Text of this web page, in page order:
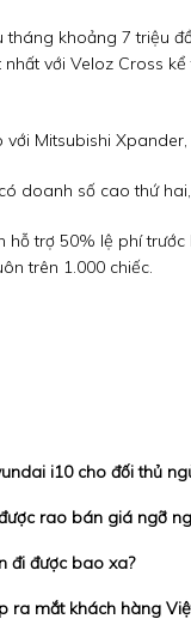
khoảng 7 triệu
với Veloz Cross
Mitsubishi
doanh số cao thứ
trợ 50% lệ phí
trên 1.000 chiếc.
i10 cho đối thủ
rao bán giá ngỡ
đi được bao xa?
ra mắt khách hàng